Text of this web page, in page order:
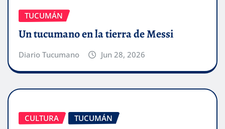
TUCUMÁN
Un tucumano en la tierra de Messi
Diario Tucumano Jun 28, 2026
CULTURA TUCUMÁN